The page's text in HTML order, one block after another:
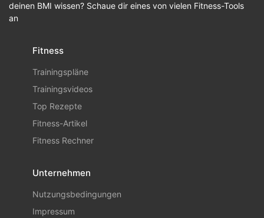
deinen BMI wissen? Schaue dir eines von vielen Fitness-Tools
an
Fitness
Trainingspläne
Trainingsvideos
Top Rezepte
Fitness-Artikel
Fitness Rechner
Unternehmen
Nutzungsbedingungen
Impressum